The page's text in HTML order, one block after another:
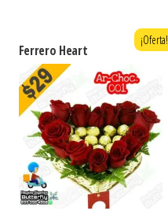
Ferrero Heart
¡Oferta!